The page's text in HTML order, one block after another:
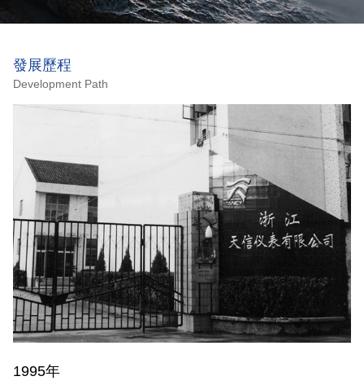
發展歷程
Development Path
1995年